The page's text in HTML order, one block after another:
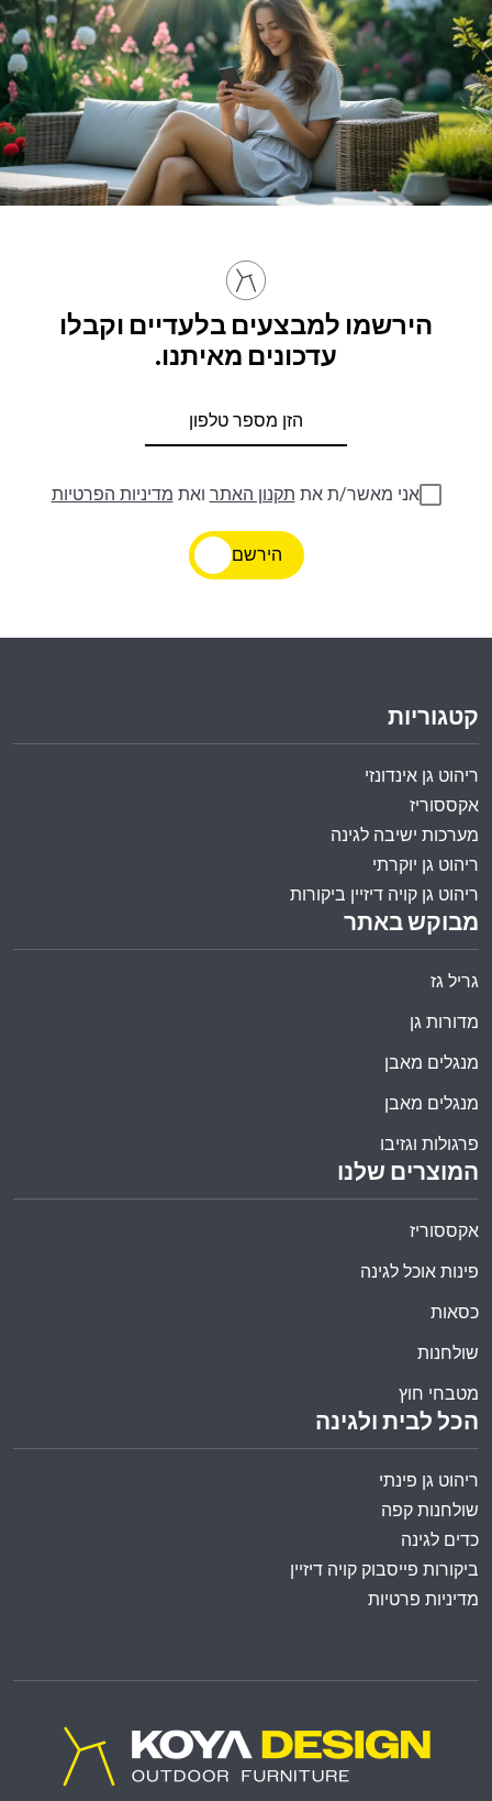
הירשמו למבצעים בלעדיים וקבלו
עדכונים מאיתנו.
אני מאשר/ת את תקנון האתר ואת מדיניות הפרטיות
הירשם
הכל לבית ולגינה
ריהוט גן פינתי
שולחנות קפה
כדים לגינה
ביקורות פייסבוק קויה דיזיין
מדיניות פרטיות
המוצרים שלנו
אקססוריז
פינות אוכל לגינה
כסאות
שולחנות
מטבחי חוץ
מבוקש באתר
גריל גז
מדורות גן
מנגלים מאבן
מנגלים מאבן
פרגולות וגזיבו
קטגוריות
ריהוט גן אינדונזי
אקססוריז
מערכות ישיבה לגינה
ריהוט גן יוקרתי
ריהוט גן קויה דיזיין ביקורות